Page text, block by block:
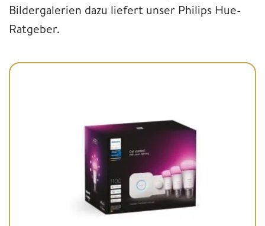
Bildergalerien dazu liefert unser Philips Hue-
Ratgeber.